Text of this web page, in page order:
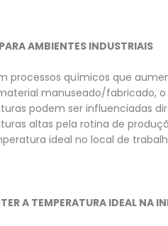
AMBIENTES INDUSTRIAIS
processos químicos que
manuseado/fabricado,
podem ser influenciadas
altas pela rotina de
ideal no local de
A TEMPERATURA IDEAL NA